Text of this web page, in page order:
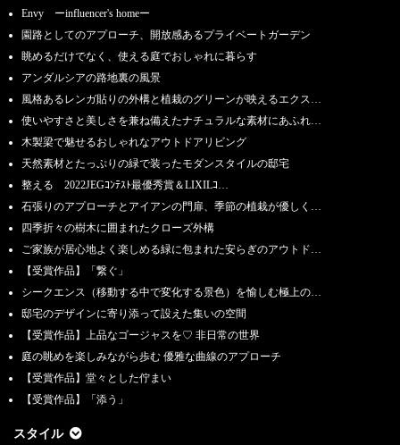
Envy ーinfluencer's homeー
園路としてのアプローチ、開放感あるプライベートガーデン
眺めるだけでなく、使える庭でおしゃれに暮らす
アンダルシアの路地裏の風景
風格あるレンガ貼りの外構と植栽のグリーンが映えるエクス…
使いやすさと美しさを兼ね備えたナチュラルな素材にあふれ…
木製梁で魅せるおしゃれなアウトドアリビング
天然素材とたっぷりの緑で装ったモダンスタイルの邸宅
整える 2022JEGｺﾝﾃｽﾄ最優秀賞＆LIXILｺ…
石張りのアプローチとアイアンの門扉、季節の植栽が優しく…
四季折々の樹木に囲まれたクローズ外構
ご家族が居心地よく楽しめる緑に包まれた安らぎのアウトド…
【受賞作品】「繋ぐ」
シークエンス（移動する中で変化する景色）を愉しむ極上の…
邸宅のデザインに寄り添って設えた集いの空間
【受賞作品】上品なゴージャスを♡ 非日常の世界
庭の眺めを楽しみながら歩む 優雅な曲線のアプローチ
【受賞作品】堂々とした佇まい
【受賞作品】「添う」
スタイル